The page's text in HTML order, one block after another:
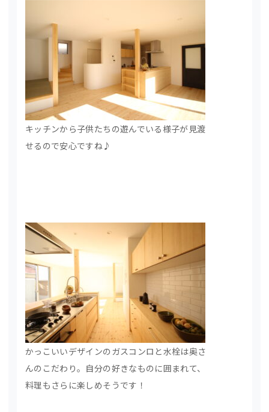
キッチンから子供たちの遊んでいる様子が見渡
せるので安心ですね♪
かっこいいデザインのガスコンロと水栓は奥さ
んのこだわり。自分の好きなものに囲まれて、
料理もさらに楽しめそうです！